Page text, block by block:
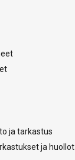
ja tarkastus
ja huollot